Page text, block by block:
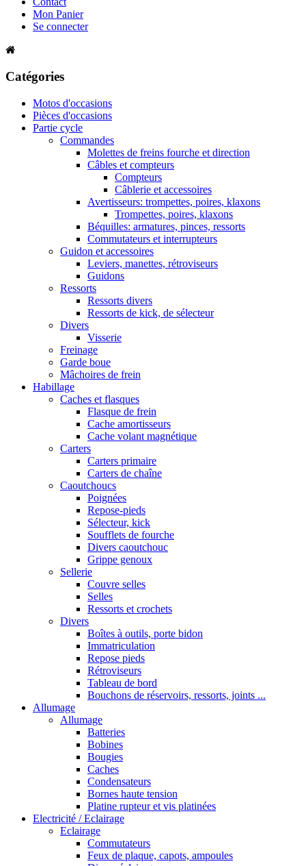
Mon Panier
Se connecter
Catégories
Motos d'occasions
Pièces d'occasions
Partie cycle
Commandes
Molettes de freins fourche et direction
Câbles et compteurs
Compteurs
Câblerie et accessoires
Avertisseurs: trompettes, poires, klaxons
Trompettes, poires, klaxons
Béquilles: armatures, pinces, ressorts
Commutateurs et interrupteurs
Guidon et accessoires
Leviers, manettes, rétroviseurs
Guidons
Ressorts
Ressorts divers
Ressorts de kick, de sélecteur
Divers
Visserie
Freinage
Garde boue
Mâchoires de frein
Habillage
Caches et flasques
Flasque de frein
Cache amortisseurs
Cache volant magnétique
Carters
Carters primaire
Carters de chaîne
Caoutchoucs
Poignées
Repose-pieds
Sélecteur, kick
Soufflets de fourche
Divers caoutchouc
Grippe genoux
Sellerie
Couvre selles
Selles
Ressorts et crochets
Divers
Boîtes à outils, porte bidon
Immatriculation
Repose pieds
Rétroviseurs
Tableau de bord
Bouchons de réservoirs, ressorts, joints ...
Allumage
Allumage
Batteries
Bobines
Bougies
Caches
Condensateurs
Bornes haute tension
Platine rupteur et vis platinées
Electricité / Eclairage
Eclairage
Commutateurs
Feux de plaque, capots, ampoules